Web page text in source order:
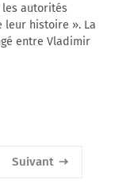
autorités
leur histoire ». La
entre Vladimir
Suivant